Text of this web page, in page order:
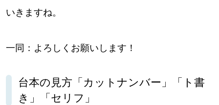
道央
KEYWORD キーワード
【いろんな価値観や生き方に触れたい】
いきますね。
一同：よろしくお願いします！
台本の見方「カットナンバー」「ト書
き」「セリフ」